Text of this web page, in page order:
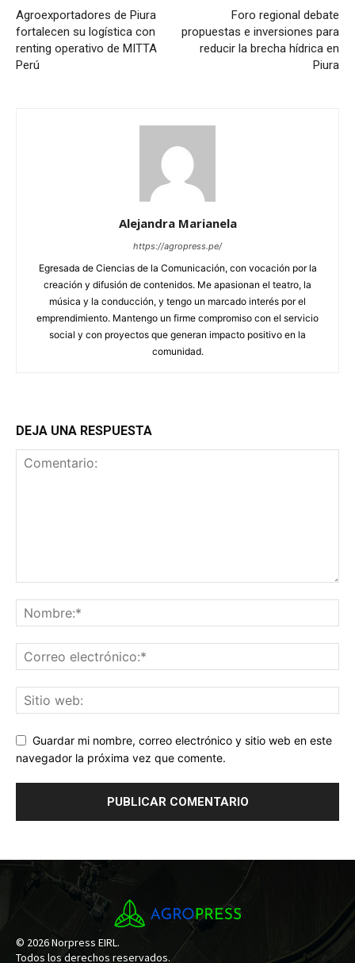
Agroexportadores de Piura
fortalecen su logística con
renting operativo de MITTA
Perú
Foro regional debate
propuestas e inversiones para
reducir la brecha hídrica en
Piura
Alejandra Marianela
https://agropress.pe/
Egresada de Ciencias de la Comunicación, con vocación por la
creación y difusión de contenidos. Me apasionan el teatro, la
música y la conducción, y tengo un marcado interés por el
emprendimiento. Mantengo un firme compromiso con el servicio
social y con proyectos que generan impacto positivo en la
comunidad.
DEJA UNA RESPUESTA
Guardar mi nombre, correo electrónico y sitio web en este
navegador la próxima vez que comente.
© 2026 Norpress EIRL.
Todos los derechos reservados.